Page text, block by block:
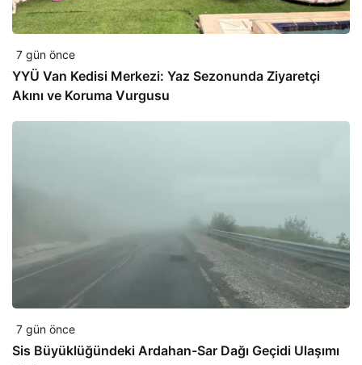
7 gün önce
YYÜ Van Kedisi Merkezi: Yaz Sezonunda Ziyaretçi
Akını ve Koruma Vurgusu
7 gün önce
Sis Büyüklüğündeki Ardahan-Sar Dağı Geçidi Ulaşımı